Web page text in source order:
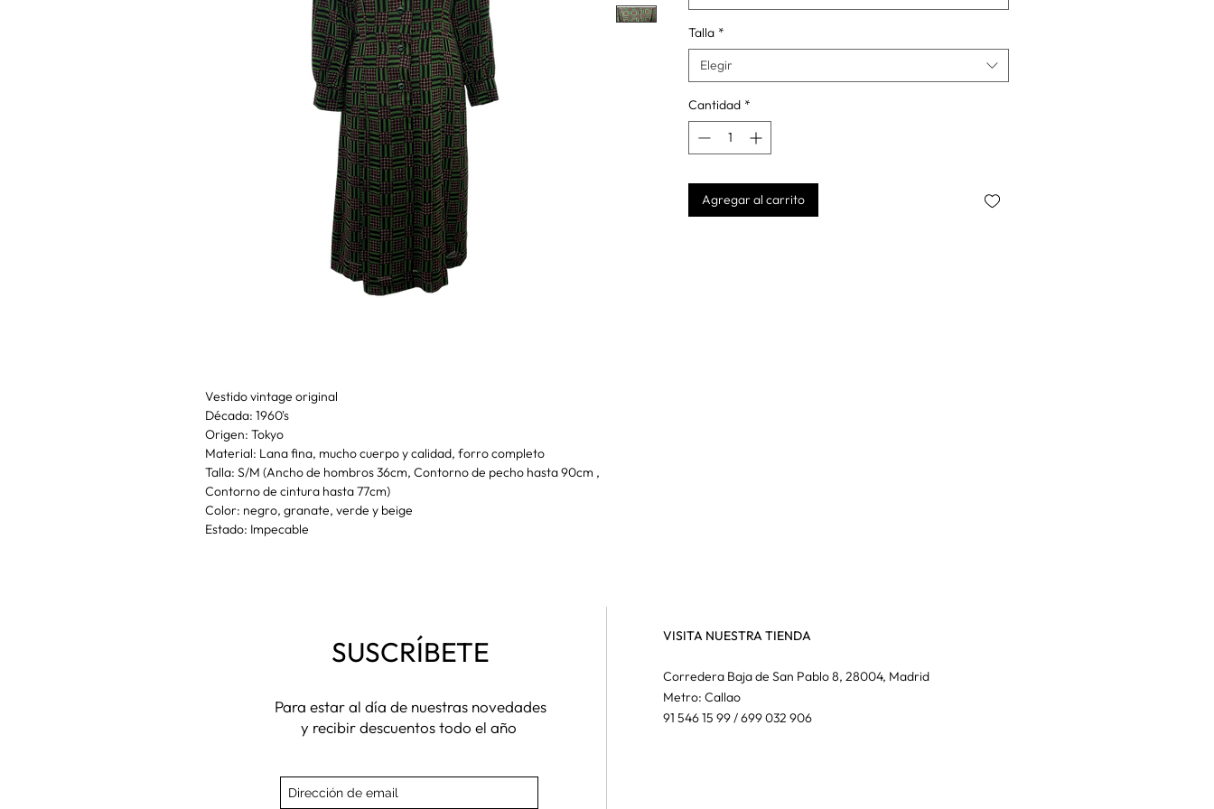
Vestido vintage original
Década: 1960's
Origen: Tokyo
Material: Lana fina, mucho cuerpo y calidad, forro completo
Talla: S/M (Ancho de hombros 36cm, Contorno de pecho hasta 90cm ,
Contorno de cintura hasta 77cm)
Color: negro, granate, verde y beige
Estado: Impecable
Talla *
Elegir
Cantidad *
Agregar al carrito
SUSCRÍBETE
Para estar al día de nuestras novedades
y recibir descuentos todo el año
VISITA NUESTRA TIENDA
Corredera Baja de San Pablo 8, 28004, Madrid
Metro: Callao
91 546 15 99 / 699 032 906